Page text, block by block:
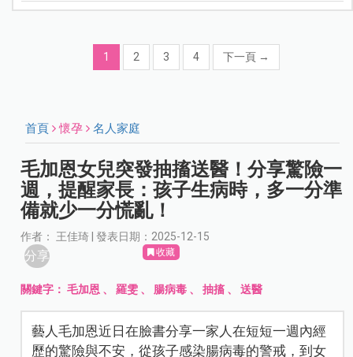
1 2 3 4 下一頁 →
首頁 懷孕 名人家庭
毛加恩女兒突發抽搐送醫！分享驚險一
週，提醒家長：孩子生病時，多一分準
備就少一分慌亂！
作者： 王佳琦 | 發表日期：2025-12-15
分享 收藏
關鍵字：毛加恩 、羅雯 、 腸病毒 、抽搐 、送醫
藝人毛加恩近日在臉書分享一家人在短短一週內經
歷的驚險與不安，從孩子感染腸病毒的警戒，到女